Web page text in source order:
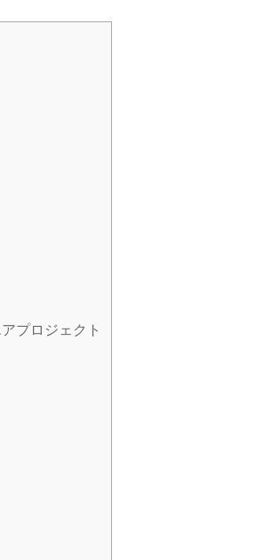
プロジェクト